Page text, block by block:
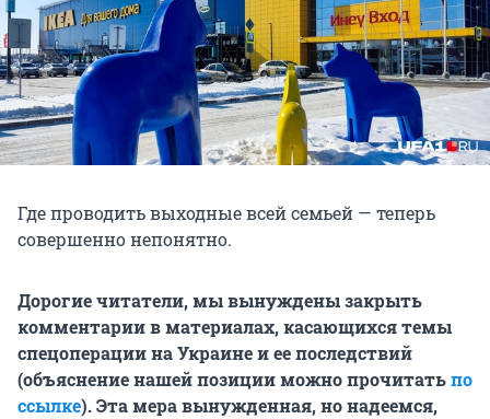
Где проводить выходные всей семьей — теперь
совершенно непонятно.
Дорогие читатели, мы вынуждены закрыть
комментарии в материалах, касающихся темы
спецоперации на Украине и ее последствий
(объяснение нашей позиции можно прочитатьпо
ссылке). Эта мера вынужденная, но надеемся,